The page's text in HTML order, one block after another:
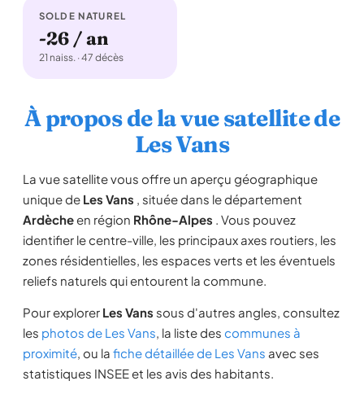
SOLDE NATUREL
-26 / an
21 naiss. · 47 décès
À propos de la vue satellite de
Les Vans
La vue satellite vous offre un aperçu géographique
unique de Les Vans , située dans le département
Ardècheen région Rhône-Alpes . Vous pouvez
identifier le centre-ville, les principaux axes routiers, les
zones résidentielles, les espaces verts et les éventuels
reliefs naturels qui entourent la commune.
Pour explorer Les Vans sous d'autres angles, consultez
les photos de Les Vans, la liste des communes à
proximité, ou la fiche détaillée de Les Vans avec ses
statistiques INSEE et les avis des habitants.